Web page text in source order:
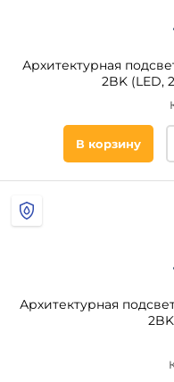
Архитектурная
2BK (LED,
В корзину
Архитектурная